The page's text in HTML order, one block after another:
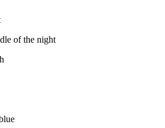
of the night